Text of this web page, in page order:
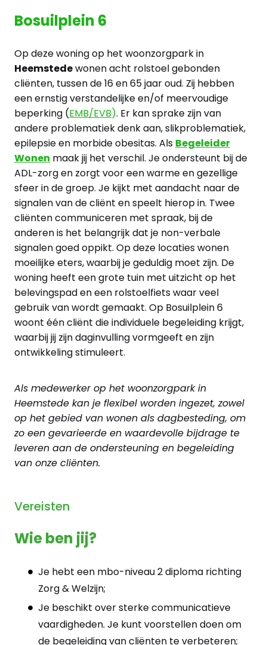
Bosuilplein 6
Op deze woning op het woonzorgpark in
Heemstedewonen acht rolstoel gebonden
cliënten, tussen de 16 en 65 jaar oud. Zij hebben
een ernstig verstandelijke en/of meervoudige
beperking (EMB/EVB). Er kan sprake zijn van
andere problematiek denk aan, slikproblematiek,
epilepsie en morbide obesitas. Als Begeleider
Wonen maak jij het verschil. Je ondersteunt bij de
ADL-zorg en zorgt voor een warme en gezellige
sfeer in de groep. Je kijkt met aandacht naar de
signalen van de cliënt en speelt hierop in. Twee
cliënten communiceren met spraak, bij de
anderen is het belangrijk dat je non-verbale
signalen goed oppikt. Op deze locaties wonen
moeilijke eters, waarbij je geduldig moet zijn. De
woning heeft een grote tuin met uitzicht op het
belevingspad en een rolstoelfiets waar veel
gebruik van wordt gemaakt. Op Bosuilplein 6
woont één cliënt die individuele begeleiding krijgt,
waarbij jij zijn daginvulling vormgeeft en zijn
ontwikkeling stimuleert.
Als medewerker op het woonzorgpark in
Heemstede kan je flexibel worden ingezet, zowel
op het gebied van wonen als dagbesteding, om
zo een gevarieerde en waardevolle bijdrage te
leveren aan de ondersteuning en begeleiding
van onze cliënten.
Vereisten
Wie ben jij?
Je hebt een mbo-niveau 2 diploma richting
Zorg & Welzijn;
Je beschikt over sterke communicatieve
vaardigheden. Je kunt voorstellen doen om
de begeleiding van cliënten te verbeteren;